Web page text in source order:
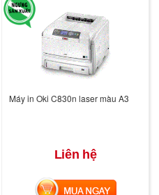
Máy in Oki C830n laser màu A3
Liên hệ
MUA NGAY